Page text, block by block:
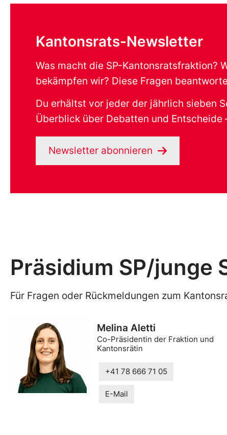
Kantonsrats-Newsletter
Was macht die SP-Kantonsratsfraktion?
bekämpfen wir? Diese Fragen
Du erhältst vor jeder der jährlich sieben
Überblick über Debatten und Entscheide
Newsletter abonnieren
Präsidium SP/junge
Für Fragen oder Rückmeldungen zum
Melina Aletti
Co-Präsidentin der Fraktion und
Kantonsrätin
+41 78 666 71 05
E-Mail